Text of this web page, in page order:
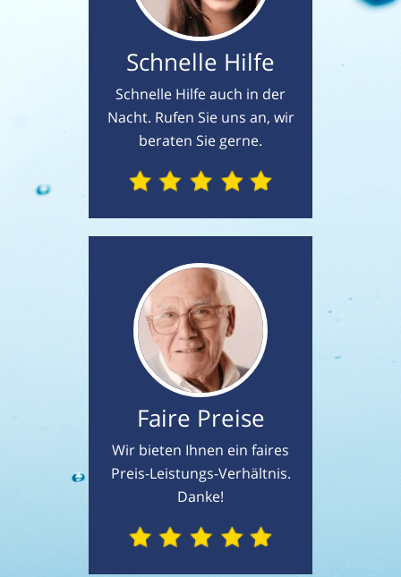
Schnelle Hilfe
Schnelle Hilfe auch in der
Nacht. Rufen Sie uns an, wir
beraten Sie gerne.
Faire Preise
Wir bieten Ihnen ein faires
Preis-Leistungs-Verhältnis.
Danke!